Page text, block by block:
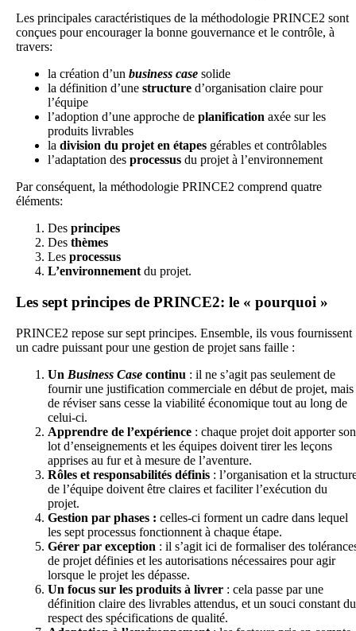
Les principales caractéristiques de la méthodologie PRINCE2 sont
conçues pour encourager la bonne gouvernance et le contrôle, à
travers:
la création d’un business case solide
la définition d’une structure d’organisation claire pour
l’équipe
l’adoption d’une approche de planification axée sur les
produits livrables
la division du projet en étapes gérables et contrôlables
l’adaptation des processus du projet à l’environnement
Par conséquent, la méthodologie PRINCE2 comprend quatre
éléments:
Des principes
Des thèmes
Les processus
L’environnement du projet.
Les sept principes de PRINCE2: le « pourquoi »
PRINCE2 repose sur sept principes. Ensemble, ils vous fournissent
un cadre puissant pour une gestion de projet sans faille :
Un Business Case continu : il ne s’agit pas seulement de
fournir une justification commerciale en début de projet, mais
de réviser sans cesse la viabilité économique tout au long de
celui-ci.
Apprendre de l’expérience : chaque projet doit apporter son
lot d’enseignements et les équipes doivent tirer les leçons
apprises au fur et à mesure de l’aventure.
Rôles et responsabilités définis : l’organisation et la
de l’équipe doivent être claires et faciliter l’exécution du
projet.
Gestion par phases : celles-ci forment un cadre dans lequel
les sept processus fonctionnent à chaque étape.
Gérer par exception : il s’agit ici de formaliser des
de projet définies et les autorisations nécessaires pour agir
lorsque le projet les dépasse.
Un focus sur les produits à livrer : cela passe par une
définition claire des livrables attendus, et un souci constant du
respect des spécifications de qualité.